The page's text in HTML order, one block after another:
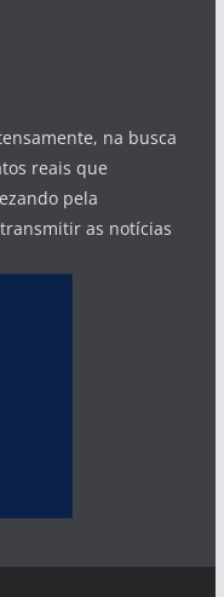
na busca
reais que
pela
as notícias